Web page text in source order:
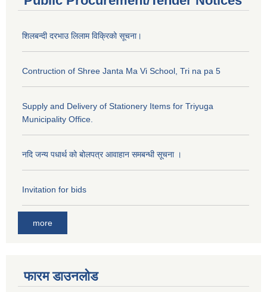
शिलबन्दी दरभाउ लिलाम विक्रिको सूचना।
Contruction of Shree Janta Ma Vi School, Tri na pa 5
Supply and Delivery of Stationery Items for Triyuga
Municipality Office.
नदि जन्य पधार्थ को बोलपत्र आवाहान समबन्धी सूचना ।
Invitation for bids
more
फारम डाउनलोड